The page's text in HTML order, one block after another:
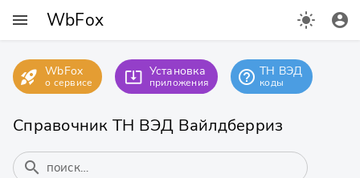
menu WbFox light_mode account_circle
rocket_launch WbFox
о сервисе system_update_alt Установка
приложения help_outline ТН ВЭД
коды
Справочник ТН ВЭД Вайлдберриз
search